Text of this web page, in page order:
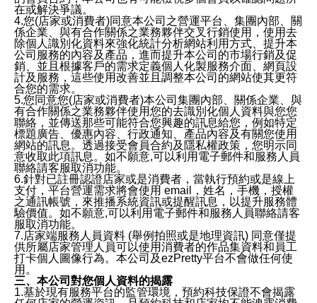
在或解決爭議。
4.您(店家或消費者)同意本公司之營運平台、集團內部、關
係企業、與有合作關係之業務夥伴交叉行銷使用，使用去
除個人識別化資料來強化統計分析網站利用方式、提升本
公司服務的內容及產品，進而提升本公司的市場行銷及促
銷、並且根據客戶的需求定義個人化製服務介面、網頁設
計及服務，這些使用改善並且調整本公司的網站使其更符
合您的需求。
5.您同意您(店家或消費者)本公司集團內部、關係企業、與
有合作關係之業務夥伴使用您的去識別化個人資料與您您
聯絡，並傳送那些可能符合您興趣的訊息給您，例如特定
標題廣告、優惠內容、行政通知、產品內容及有關您使用
網站的訊息。透過接受會員合約及隱私權政策，您明示同
意收取此項訊息。如不願意,可以利用電子郵件和服務人員
聯絡請客服取消功能。
6.針對已註冊認證店家或是消費者，當執行預約或是線上
支付，平台營運需求將會使用 email，姓名，手機，授權
之通訊帳號，來推播系統資訊或提醒訊息，以提升服務體
驗價值。如不願意,可以利用電子郵件和服務人員聯絡請客
服取消功能。
7.店家端服務人員資料 (舉例拍照或是地理資訊) 同意僅提
供所屬店家管理人員可以使用消費者的作品集資料和員工
打卡個人圖像行為。本公司及ezPretty平台不會做任何使
用。
三、本公司對您個人資料的揭露
1.基於現有服務平台的監管環境，預約科技保證不會揭露